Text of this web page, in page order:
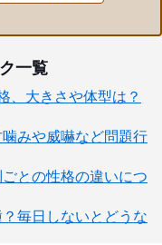
一覧
、大きさや体型は？
みや威嚇など問題行
との性格の違いにつ
毎日しないとどうな